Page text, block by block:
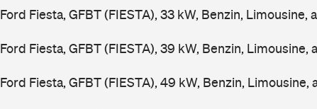
Ford Fiesta, GFBT (FIESTA), 33 kW, Benzin, Limousine,
Ford Fiesta, GFBT (FIESTA), 39 kW, Benzin, Limousine,
Ford Fiesta, GFBT (FIESTA), 49 kW, Benzin, Limousine,